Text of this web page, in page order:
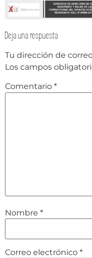
Deja una respuesta
Tu dirección de
Los campos
Comentario *
Nombre *
Correo electrónico *